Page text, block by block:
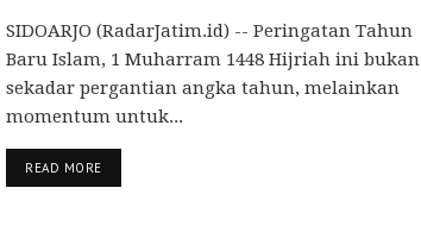
SIDOARJO (RadarJatim.id) -- Peringatan Tahun
Baru Islam, 1 Muharram 1448 Hijriah ini bukan
sekadar pergantian angka tahun, melainkan
momentum untuk...
READ MORE